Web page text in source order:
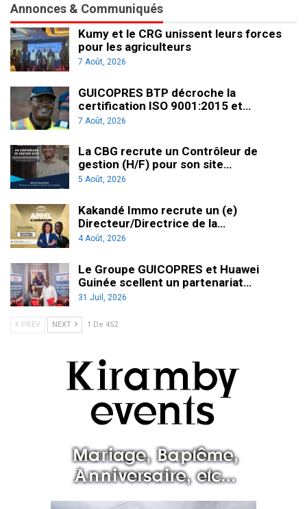
Annonces & Communiqués
Kumy et le CRG unissent leurs forces
pour les agriculteurs
7 Août, 2026
GUICOPRES BTP décroche la
certification ISO 9001:2015 et…
7 Août, 2026
La CBG recrute un Contrôleur de
gestion (H/F) pour son site…
5 Août, 2026
Kakandé Immo recrute un (e)
Directeur/Directrice de la…
4 Août, 2026
Le Groupe GUICOPRES et Huawei
Guinée scellent un partenariat…
31 Juil, 2026
PREV NEXT 1 De 452